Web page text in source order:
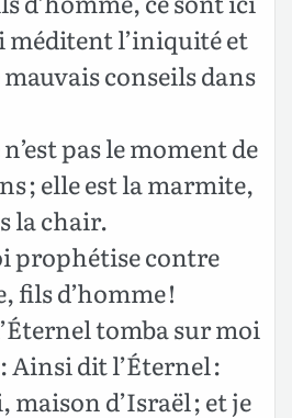
méditent l’iniquité et
conseils dans
pas le moment de
; elle est la marmite,
la chair.
prophétise contre
fils d’homme !
tomba sur moi
Ainsi dit l’Éternel :
maison d’Israël ; et je